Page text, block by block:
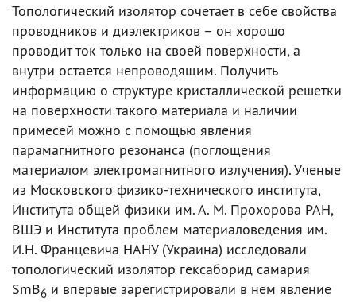
Топологический изолятор сочетает в себе свойства
проводников и диэлектриков – он хорошо
проводит ток только на своей поверхности, а
внутри остается непроводящим. Получить
информацию о структуре кристаллической решетки
на поверхности такого материала и наличии
примесей можно с помощью явления
парамагнитного резонанса (поглощения
материалом электромагнитного излучения). Ученые
из Московского физико-технического института,
Института общей физики им. А. М. Прохорова РАН,
ВШЭ и Института проблем материаловедения им.
И.Н. Францевича НАНУ (Украина) исследовали
топологический изолятор гексаборид самария
SmB6 и впервые зарегистрировали в нем явление